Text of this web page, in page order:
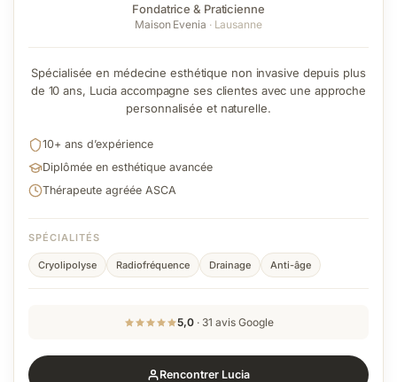
Fondatrice & Praticienne
Maison Evenia · Lausanne
Spécialisée en médecine esthétique non invasive depuis plus
de 10 ans, Lucia accompagne ses clientes avec une approche
personnalisée et naturelle.
10+ ans d’expérience
Diplômée en esthétique avancée
Thérapeute agréée ASCA
SPÉCIALITÉS
Cryolipolyse Radiofréquence Drainage Anti-âge
5,0· 31 avis Google
Rencontrer Lucia